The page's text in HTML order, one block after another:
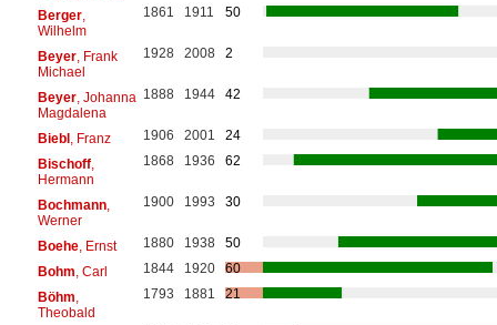
Berger,
Wilhelm
1861 1911 50
Beyer, Frank
Michael
1928 2008 2
Beyer, Johanna
Magdalena
1888 1944 42
Biebl, Franz 1906 2001
24
Bischoff,
Hermann
1868 1936 62
Bochmann,
Werner
1900 1993 30
Boehe, Ernst 1880 1938
50
Bohm , Carl 1844 1920
60
Böhm
Theobald
1793 1881 21